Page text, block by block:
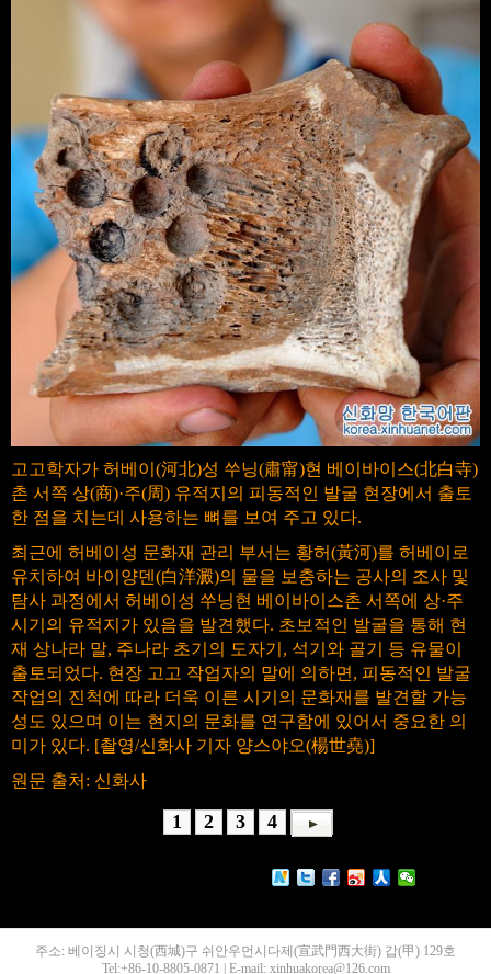
고고학자가 허베이(河北)성 쑤닝(肅甯)현 베이바이스(北白寺)
촌 서쪽 상(商)·주(周) 유적지의 피동적인 발굴 현장에서 출토
한 점을 치는데 사용하는 뼈를 보여 주고 있다.
최근에 허베이성 문화재 관리 부서는 황허(黃河)를 허베이로
유치하여 바이양덴(白洋澱)의 물을 보충하는 공사의 조사 및
탐사 과정에서 허베이성 쑤닝현 베이바이스촌 서쪽에 상·주
시기의 유적지가 있음을 발견했다. 초보적인 발굴을 통해 현
재 상나라 말, 주나라 초기의 도자기, 석기와 골기 등 유물이
출토되었다. 현장 고고 작업자의 말에 의하면, 피동적인 발굴
작업의 진척에 따라 더욱 이른 시기의 문화재를 발견할 가능
성도 있으며 이는 현지의 문화를 연구함에 있어서 중요한 의
미가 있다. [촬영/신화사 기자 양스야오(楊世堯)]
원문 출처: 신화사
1 2 3 4
주소: 베이징시 시청(西城)구 쉬안우먼시다제(宣武門西大街) 갑(甲) 129호
Tel:+86-10-8805-0871 | E-mail: xinhuakorea@126.com